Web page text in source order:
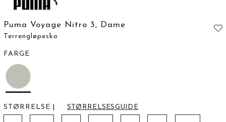
Puma Voyage Nitro 3, Dame
Terrengløpesko
FARGE
STØRRELSE STØRRELSESGUIDE